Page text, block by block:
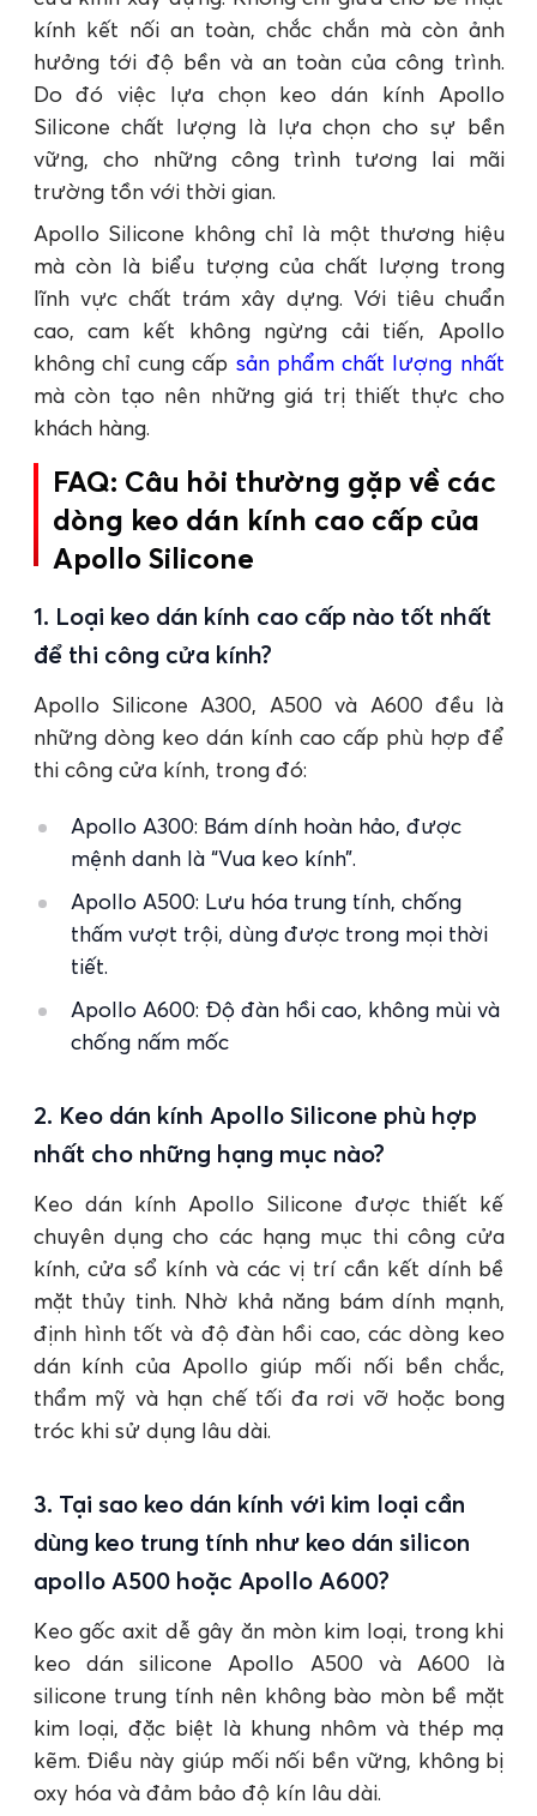
kính kết nối an toàn, chắc chắn mà còn ảnh
hưởng tới độ bền và an toàn của công trình.
Do đó việc lựa chọn keo dán kính Apollo
Silicone chất lượng là lựa chọn cho sự bền
vững, cho những công trình tương lai mãi
trường tồn với thời gian.
Apollo Silicone không chỉ là một thương hiệu
mà còn là biểu tượng của chất lượng trong
lĩnh vực chất trám xây dựng. Với tiêu chuẩn
cao, cam kết không ngừng cải tiến, Apollo
không chỉ cung cấp sản phẩm chất lượng nhất
mà còn tạo nên những giá trị thiết thực cho
khách hàng.
FAQ: Câu hỏi thường gặp về các
dòng keo dán kính cao cấp của
Apollo Silicone
1. Loại keo dán kính cao cấp nào tốt nhất
để thi công cửa kính?
Apollo Silicone A300, A500 và A600 đều là
những dòng keo dán kính cao cấp phù hợp để
thi công cửa kính, trong đó:
Apollo A300: Bám dính hoàn hảo, được
mệnh danh là “Vua keo kính”.
Apollo A500: Lưu hóa trung tính, chống
thấm vượt trội, dùng được trong mọi thời
tiết.
Apollo A600: Độ đàn hồi cao, không mùi và
chống nấm mốc
2. Keo dán kính Apollo Silicone phù hợp
nhất cho những hạng mục nào?
Keo dán kính Apollo Silicone được thiết kế
chuyên dụng cho các hạng mục thi công cửa
kính, cửa sổ kính và các vị trí cần kết dính bề
mặt thủy tinh. Nhờ khả năng bám dính mạnh,
định hình tốt và độ đàn hồi cao, các dòng keo
dán kính của Apollo giúp mối nối bền chắc,
thẩm mỹ và hạn chế tối đa rơi vỡ hoặc bong
tróc khi sử dụng lâu dài.
3. Tại sao keo dán kính với kim loại cần
dùng keo trung tính như keo dán silicon
apollo A500 hoặc Apollo A600?
Keo gốc axit dễ gây ăn mòn kim loại, trong khi
keo dán silicone Apollo A500 và A600 là
silicone trung tính nên không bào mòn bề mặt
kim loại, đặc biệt là khung nhôm và thép mạ
kẽm. Điều này giúp mối nối bền vững, không bị
oxy hóa và đảm bảo độ kín lâu dài.